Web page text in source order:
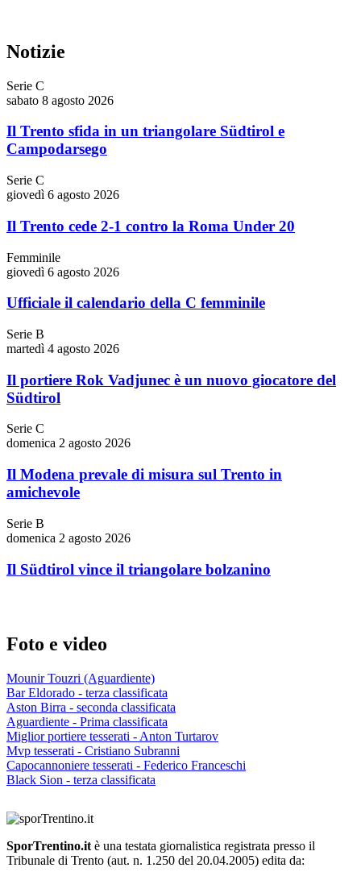
Notizie
Serie C
sabato 8 agosto 2026
Il Trento sfida in un triangolare Südtirol e
Campodarsego
Serie C
giovedì 6 agosto 2026
Il Trento cede 2-1 contro la Roma Under 20
Femminile
giovedì 6 agosto 2026
Ufficiale il calendario della C femminile
Serie B
martedì 4 agosto 2026
Il portiere Rok Vadjunec è un nuovo giocatore del
Südtirol
Serie C
domenica 2 agosto 2026
Il Modena prevale di misura sul Trento in
amichevole
Serie B
domenica 2 agosto 2026
Il Südtirol vince il triangolare bolzanino
Foto e video
Mounir Touzri (Aguardiente)
Bar Eldorado - terza classificata
Aston Birra - seconda classificata
Aguardiente - Prima classificata
Miglior portiere tesserati - Anton Turtarov
Mvp tesserati - Cristiano Subranni
Capocannoniere tesserati - Federico Franceschi
Black Sion - terza classificata
SporTrentino.it è una testata giornalistica registrata presso il
Tribunale di Trento (aut. n. 1.250 del 20.04.2005) edita da: